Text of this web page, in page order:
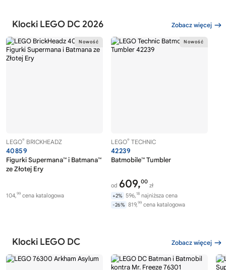
Klocki LEGO DC 2026 Zobacz więcej
LEGO® BRICKHEADZ
40859
Figurki Supermana™ i Batmana™
ze Złotej Ery
104,99 cena katalogowa
LEGO® TECHNIC
42239
Batmobile™ Tumbler
od 609,00
zł
+2% 596,18 najniższa cena
-26% 819,99 cena katalogowa
Klocki LEGO DC Zobacz więcej